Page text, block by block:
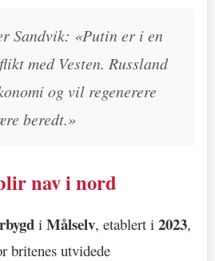
Sandvik: «Putin er i en
med Vesten. Russland
og vil regenerere
beredt.»
nav i nord
i Målselv, etablert i 2023,
britenes utvidede